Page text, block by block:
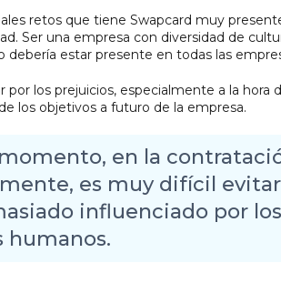
retos que tiene Swapcard muy
Ser una empresa con diversidad de
debería estar presente en todas las
por los prejuicios, especialmente a la hora
los objetivos a futuro de la empresa.
en la
es muy difícil evitar
influenciado por los
humanos.